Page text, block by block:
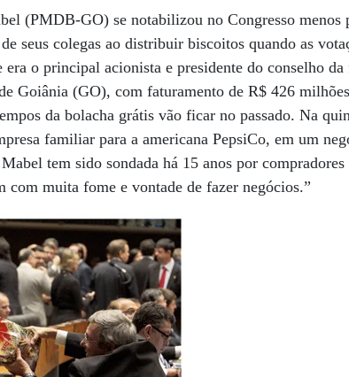
(PMDB-GO) se notabilizou no Congresso menos
seus colegas ao distribuir biscoitos quando as
o principal acionista e presidente do conselho
Goiânia (GO), com faturamento de R$ 426
da bolacha grátis vão ficar no passado. Na
familiar para a americana PepsiCo, em um
tem sido sondada há 15 anos por compradores
muita fome e vontade de fazer negócios.”